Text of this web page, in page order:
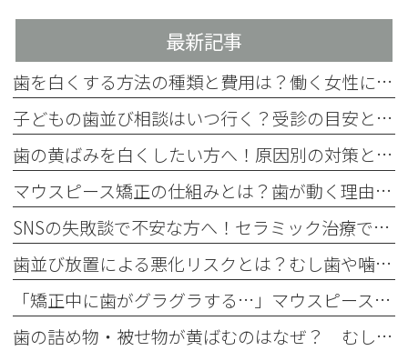
最新記事
歯を白くする方法の種類と費用は？働く女性に合った選び方を解説
子どもの歯並び相談はいつ行く？受診の目安とチェック項目を解説
歯の黄ばみを白くしたい方へ！原因別の対策と4つの方法を歯科医師が解説
マウスピース矯正の仕組みとは？歯が動く理由をわかりやすく解説
SNSの失敗談で不安な方へ！セラミック治療で後悔しない事前確認
歯並び放置による悪化リスクとは？むし歯や噛み合わせへの影響を解説
「矯正中に歯がグラグラする…」マウスピース矯正中のぐらつきの原因と注意点
歯の詰め物・被せ物が黄ばむのはなぜ？ むし歯治療後に起こる経年劣化